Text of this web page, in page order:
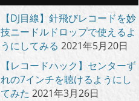
【DJ目線】針飛びレコードを妙
技ニードルドロップで使えるよ
うにしてみる 2021年5月20日
【レコードハック】センターず
れの7インチを聴けるようにし
てみた 2021年3月26日